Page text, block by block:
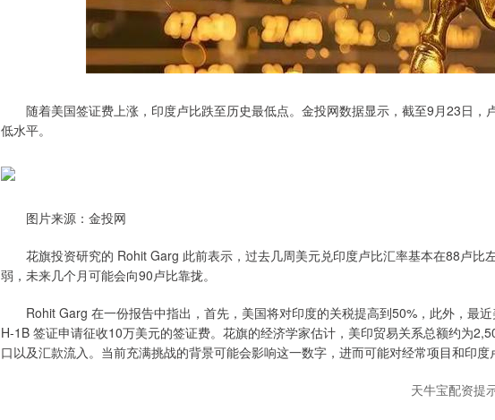
随着美国签证费上涨，印度卢比跌至历史最低点。金投网数据显示，截至9月23日，
低水平。
图片来源：金投网
花旗投资研究的 Rohit Garg 此前表示，过去几周美元兑印度卢比汇率基本在88卢比
弱，未来几个月可能会向90卢比靠拢。
Rohit Garg 在一份报告中指出，首先，美国将对印度的关税提高到50%，此外，最近
H-1B 签证申请征收10万美元的签证费。花旗的经济学家估计，美印贸易关系总额约为
口以及汇款流入。当前充满挑战的背景可能会影响这一数字，进而可能对经常项目和印度
天牛宝配资提